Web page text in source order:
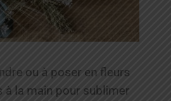
ou à poser en fleurs
à la main pour sublimer